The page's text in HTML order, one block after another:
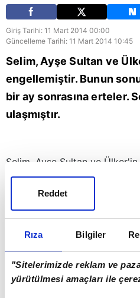
Rıza Bilgiler
"Sitelerimizde reklam ve
yürütülmesi amaçları ile
Reddet
Giriş Tarihi: 11 Mart 2014 00:00
Güncelleme Tarihi: 11 Mart 2014 10:45
Selim, Ayşe Sultan ve
engellemiştir. Bunun
bir ay sonrasına erteler.
ulaşmıştır.
Selim, Ayşe Sultan ve Ülker'in
engellemiştir. Bunun
sonrasına erteler. Selim
çekmemek için Ülker'i
kaçırttığından emin olan
koyulur. Feyza ise Ülker'in
sorumlu tutar. Diğer taraftan
evine de haciz gelir ve Selim,